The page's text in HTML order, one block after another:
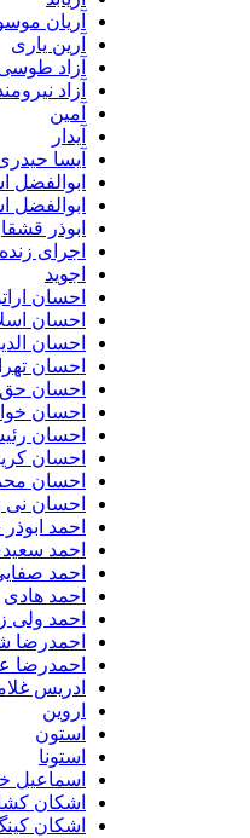
آریان
آرین یاری
آزاد
آزاد
آمین
آیدار
آیسا
ابوالفضل
ابوالفضل
ابوذر
اجرای
اجوید
احسان
احسان
احسان
احسان
احسان
احسان
احسان
احسان
احسان
احسان نی
احمد
احمد
احمد
احمد هادی
احمد ولی
احمدرضا
احمدرضا
ادریس
اروین
استون
استونا
اسماعیل
اشکان
اشکان